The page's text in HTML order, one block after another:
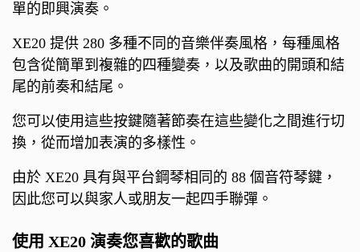
單的即興演奏。
XE20 提供 280 多種不同的音樂伴奏風格，每種風格
包含從簡單到複雜的四種變奏，以及歌曲的開頭和結
尾的前奏和結尾。
您可以使用這些按鍵隨著節奏在這些變化之間進行切
換，從而增加表演的多樣性。
由於 XE20 具有與平台鋼琴相同的 88 個音符琴鍵，
因此您可以與家人或朋友一起四手聯彈。
使用 XE20 演奏您喜歡的歌曲